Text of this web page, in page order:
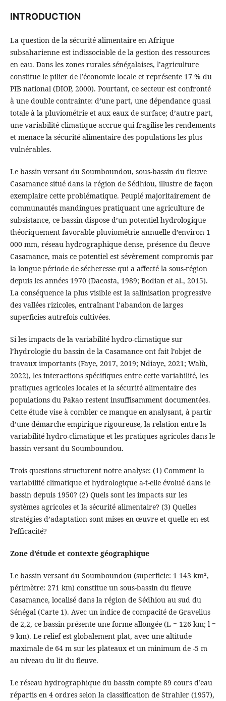
INTRODUCTION
La question de la sécurité alimentaire en Afrique
subsaharienne est indissociable de la gestion des ressources
en eau. Dans les zones rurales sénégalaises, l’agriculture
constitue le pilier de l’économie locale et représente 17 % du
PIB national (DIOP, 2000). Pourtant, ce secteur est confronté
à une double contrainte: d’une part, une dépendance quasi
totale à la pluviométrie et aux eaux de surface; d’autre part,
une variabilité climatique accrue qui fragilise les rendements
et menace la sécurité alimentaire des populations les plus
vulnérables.
Le bassin versant du Soumboundou, sous-bassin du fleuve
Casamance situé dans la région de Sédhiou, illustre de façon
exemplaire cette problématique. Peuplé majoritairement de
communautés mandingues pratiquant une agriculture de
subsistance, ce bassin dispose d’un potentiel hydrologique
théoriquement favorable pluviométrie annuelle d’environ 1
000 mm, réseau hydrographique dense, présence du fleuve
Casamance, mais ce potentiel est sévèrement compromis par
la longue période de sécheresse qui a affecté la sous-région
depuis les années 1970 (Dacosta, 1989; Bodian et al., 2015).
La conséquence la plus visible est la salinisation progressive
des vallées rizicoles, entraînant l’abandon de larges
superficies autrefois cultivées.
Si les impacts de la variabilité hydro-climatique sur
l’hydrologie du bassin de la Casamance ont fait l’objet de
travaux importants (Faye, 2017, 2019; Ndiaye, 2021; Walù,
2022), les interactions spécifiques entre cette variabilité, les
pratiques agricoles locales et la sécurité alimentaire des
populations du Pakao restent insuffisamment documentées.
Cette étude vise à combler ce manque en analysant, à partir
d’une démarche empirique rigoureuse, la relation entre la
variabilité hydro-climatique et les pratiques agricoles dans le
bassin versant du Soumboundou.
Trois questions structurent notre analyse: (1) Comment la
variabilité climatique et hydrologique a-t-elle évolué dans le
bassin depuis 1950? (2) Quels sont les impacts sur les
systèmes agricoles et la sécurité alimentaire? (3) Quelles
stratégies d’adaptation sont mises en œuvre et quelle en est
l’efficacité?
Zone d’étude et contexte géographique
Le bassin versant du Soumboundou (superficie: 1 143 km²,
périmètre: 271 km) constitue un sous-bassin du fleuve
Casamance, localisé dans la région de Sédhiou au sud du
Sénégal (Carte 1). Avec un indice de compacité de Gravelius
de 2,2, ce bassin présente une forme allongée (L = 126 km; l =
9 km). Le relief est globalement plat, avec une altitude
maximale de 64 m sur les plateaux et un minimum de -5 m
au niveau du lit du fleuve.
Le réseau hydrographique du bassin compte 89 cours d’eau
répartis en 4 ordres selon la classification de Strahler (1957),